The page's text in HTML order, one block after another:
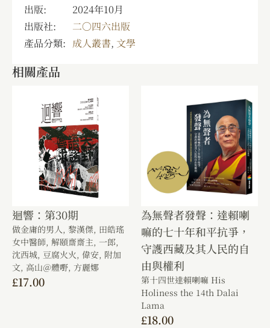
出版:
2024年10月
出版社:
二〇四六出版
產品分類: 成人叢書, 文學
相關產品
迴響：第30期
做金庸的男人, 黎漢傑, 田皓瑤
女中醫師, 解頤齋齋主, 一郎,
沈西城, 豆腐火火, 偉安, 附加
文, 高山＠體嘢, 方麗娜
£17.00
為無聲者發聲：達賴喇
嘛的七十年和平抗爭，
守護西藏及其人民的自
由與權利
第十四世達賴喇嘛 His
Holiness the 14th Dalai
Lama
£18.00